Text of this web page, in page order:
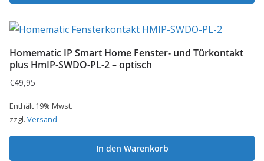
Homematic IP Smart Home Fenster- und Türkontakt
plus HmIP-SWDO-PL-2 – optisch
€49,95
Enthält 19% Mwst.
zzgl. Versand
In den Warenkorb